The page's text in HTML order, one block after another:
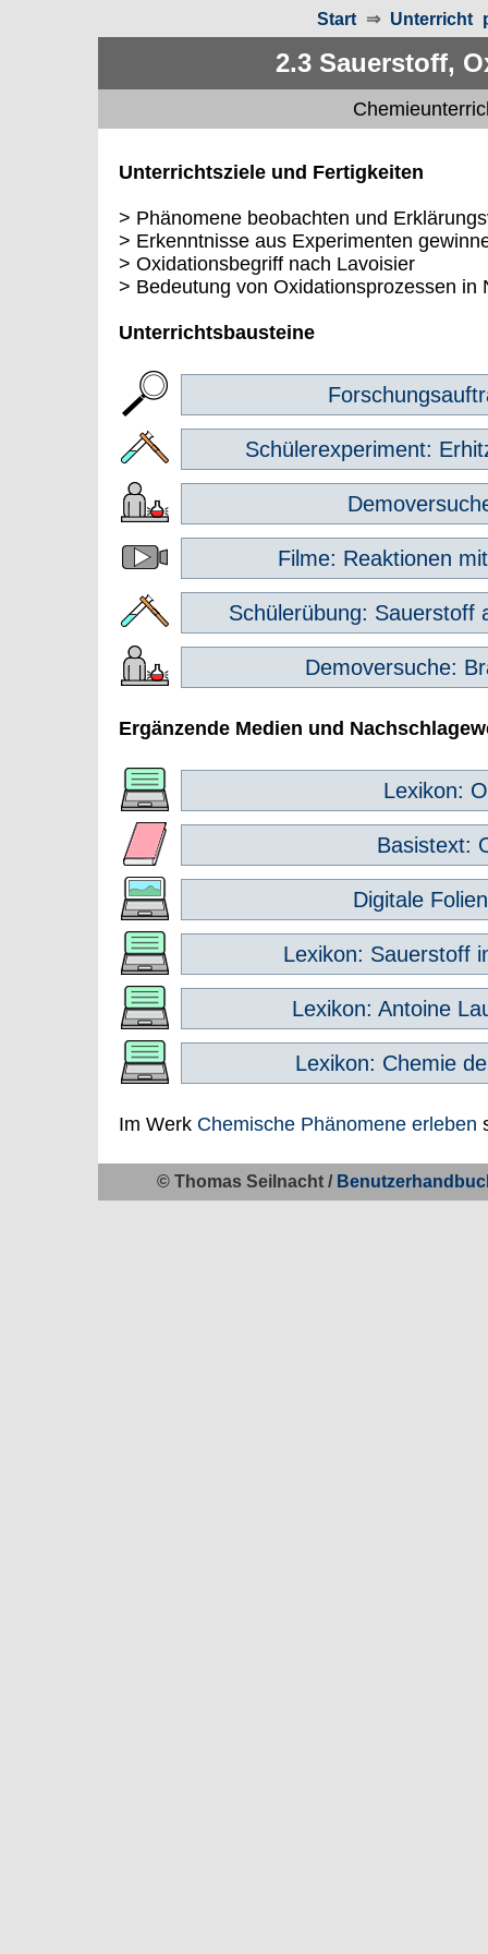
Start ⇒ Unterricht
2.3 Sauerstoff,
Unterrichtsziele und Fertigkeiten
> Phänomene beobachten und
> Erkenntnisse aus Experimenten
> Oxidationsbegriff nach Lavoisier
> Bedeutung von Oxidationsprozessen in
Unterrichtsbausteine
Schülerexperiment:
Filme: Reaktionen
Schülerübung: Sauerstoff
Demoversuche:
Ergänzende Medien und
Lexikon:
Basistext:
Digitale
Lexikon: Sauerstoff
Lexikon: Antoine
Lexikon: Chemie
Im Werk Chemische Phänomene erleben
© Thomas Seilnacht /